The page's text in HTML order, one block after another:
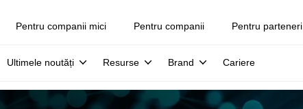
Pentru companii mici Pentru companii Pentru parteneri
Ultimele noutăți Resurse Brand Cariere